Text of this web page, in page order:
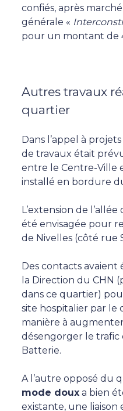
confiés, après
générale «
pour un montant de
Autres travaux
quartier
Dans l’appel à
de travaux était
entre le Centre-Ville
installé en bordure
L’extension de
été envisagée pour
de Nivelles (côté rue
Des contacts
la Direction du CHN
dans ce quartier)
site hospitalier par le
manière à
désengorger le
Batterie.
A l’autre opposé du
mode doux a bien
existante, une